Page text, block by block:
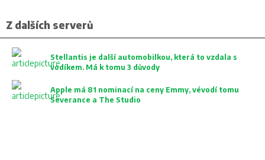
Z dalších serverů
Stellantis je další automobilkou, která to vzdala s
vodíkem. Má k tomu 3 důvody
Apple má 81 nominací na ceny Emmy, vévodí tomu
Severance a The Studio